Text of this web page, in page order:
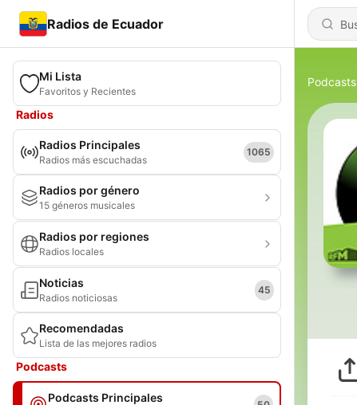
Radios de Ecuador
Mi Lista
Favoritos y Recientes
Radios
Radios Principales
Radios más escuchadas
1065
Radios por género
15 géneros musicales
Radios por regiones
Radios locales
Noticias
Radios noticiosas
45
Recomendadas
Lista de las mejores radios
Podcasts
Podcasts Principales
Podcasts